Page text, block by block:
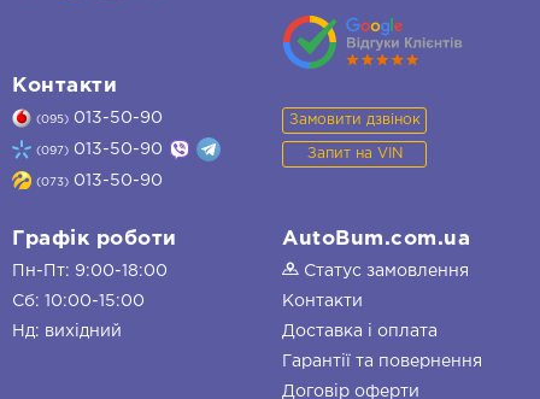
Контакти
(095) 013-50-90
(097) 013-50-90
(073) 013-50-90
Замовити дзвінок
Запит на VIN
Графік роботи
Пн-Пт: 9:00-18:00
Сб: 10:00-15:00
Нд: вихідний
AutoBum.com.ua
Статус замовлення
Контакти
Доставка і оплата
Гарантії та повернення
Договір оферти